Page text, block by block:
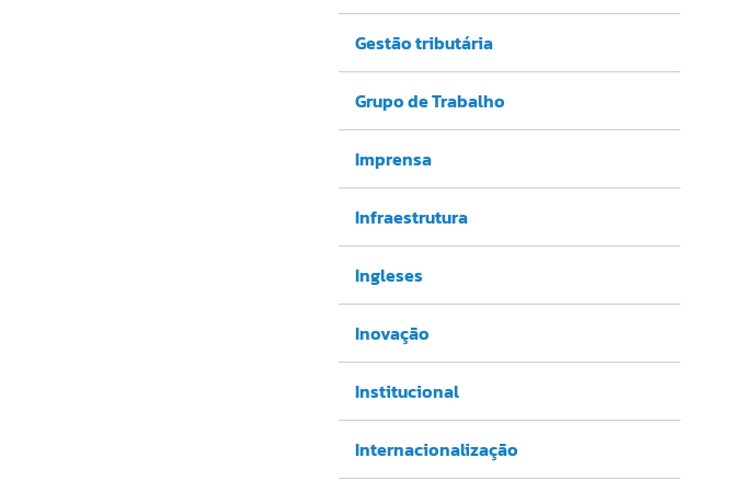
Gestão tributária
Grupo de Trabalho
Imprensa
Infraestrutura
Ingleses
Inovação
Institucional
Internacionalização